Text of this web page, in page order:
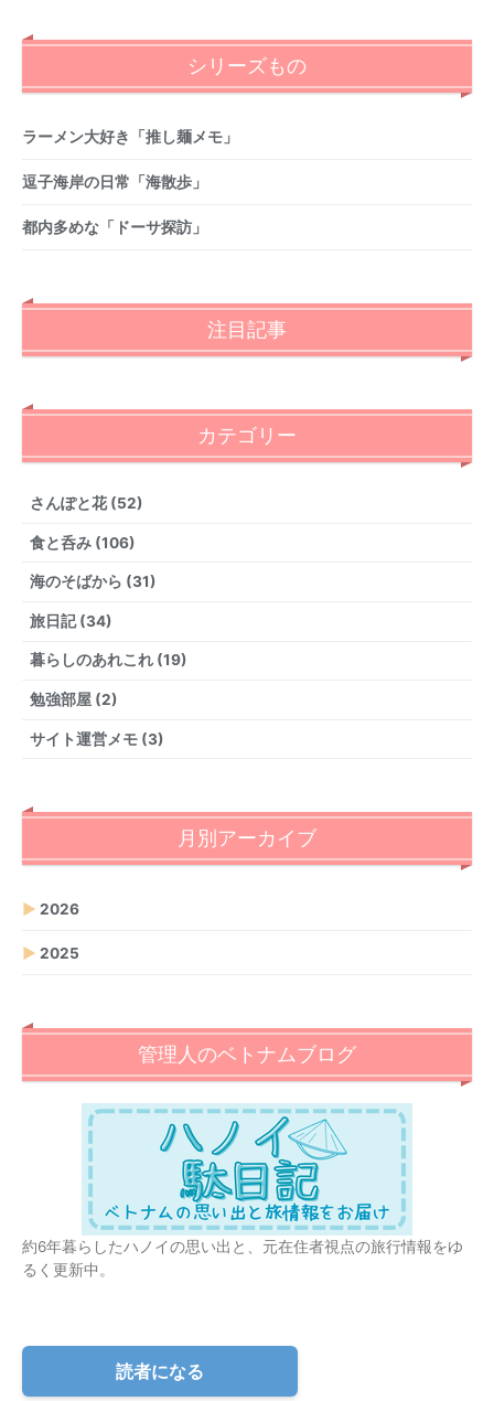
シリーズもの
ラーメン大好き「推し麺メモ」
逗子海岸の日常「海散歩」
都内多めな「ドーサ探訪」
注目記事
カテゴリー
さんぽと花 (52)
食と呑み (106)
海のそばから (31)
旅日記 (34)
暮らしのあれこれ (19)
勉強部屋 (2)
サイト運営メモ (3)
月別アーカイブ
▶ 2026
▶ 2025
管理人のベトナムブログ
約6年暮らしたハノイの思い出と、元在住者視点の旅行情報をゆ
るく更新中。
読者になる